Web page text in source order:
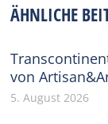
ÄHNLICHE
von
5. August 2026